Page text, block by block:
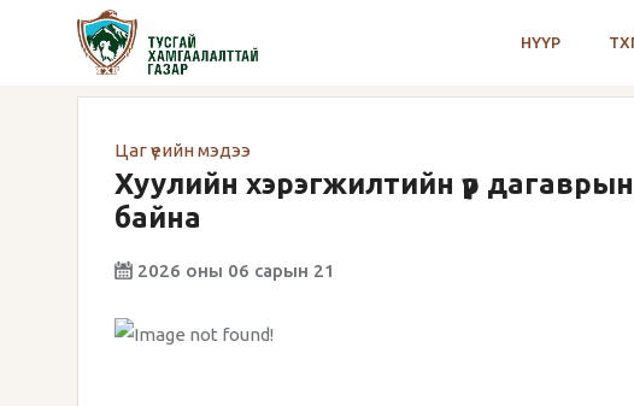
НҮҮР
Цаг үеийн мэдээ
Хуулийн хэрэгжилтийн үр
байна
2026 оны 06 сарын 21